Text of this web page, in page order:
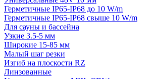
Герметичные IP65-IP68 до 10 W/m
Герметичные IP65-IP68 свыше 10 W/m
Для сауны и бассейна
Узкие 3.5-5 мм
Широкие 15-85 мм
Малый шаг резки
Изгиб на плоскости RZ
Линзованные